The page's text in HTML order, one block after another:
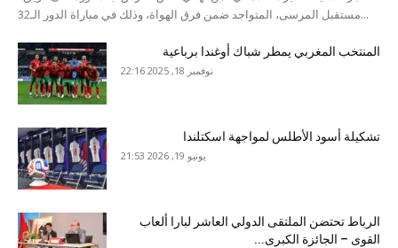
مستقبل المرسى، المتواجد ضمن فرق الهواة، وذلك في مباراة الدور الـ32...
المنتخب المغربي يمطر شباك أوغندا برباعية
نوفمبر 18, 2025 22:16
تشكيلة أسود الأطلس لمواجهة اسكتلندا
يونيو 19, 2026 21:53
الرباط تحتضن الملتقى الدولي العاشر لبارا ألعاب
القوى – الجائزة الكبرى...